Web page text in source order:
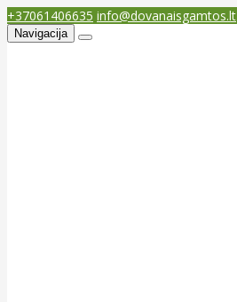
+37061406635 info@dovanaisgamtos.lt
Navigacija